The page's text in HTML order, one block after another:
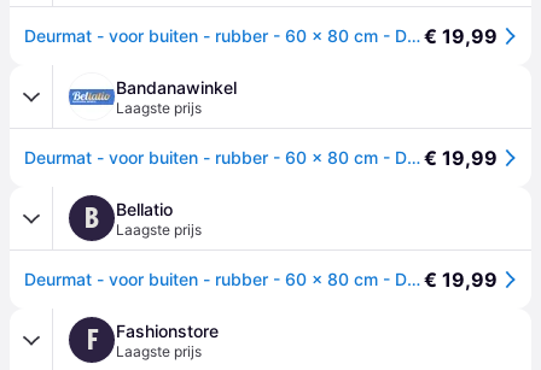
Deurmat - voor buiten - rubber - 60 x 80 cm - Droogloopmat - schoonloopmat€ 19,99
Bandanawinkel
Laagste prijs
Deurmat - voor buiten - rubber - 60 x 80 cm - Droogloopmat - schoonloopmat€ 19,99
B Bellatio
Laagste prijs
Deurmat - voor buiten - rubber - 60 x 80 cm - Droogloopmat - schoonloopmat -€ 19,99
F Fashionstore
Laagste prijs